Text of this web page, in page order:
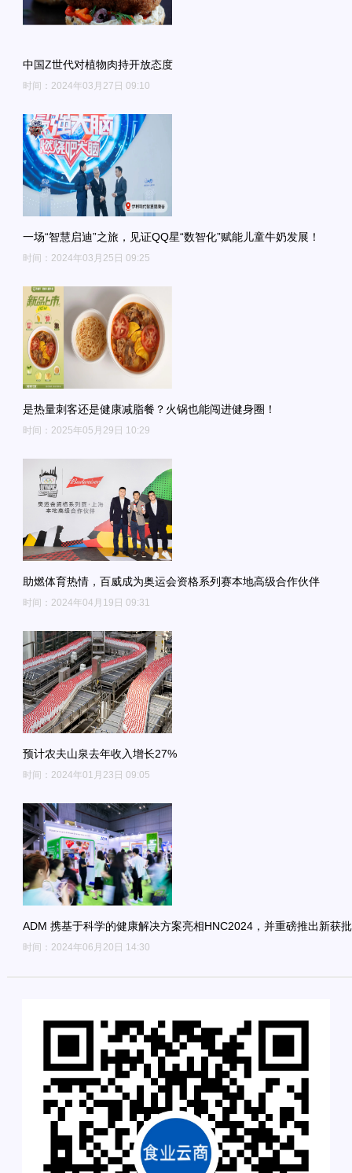
中国Z世代对植物肉持开放态度
时间：2024年03月27日 09:10
一场“智慧启迪”之旅，见证QQ星“数智化”赋能儿童牛奶发展！
时间：2024年03月25日 09:25
是热量刺客还是健康减脂餐？火锅也能闯进健身圈！
时间：2025年05月29日 10:29
助燃体育热情，百威成为奥运会资格系列赛本地高级合作伙伴
时间：2024年04月19日 09:31
预计农夫山泉去年收入增长27%
时间：2024年01月23日 09:05
ADM 携基于科学的健康解决方案亮相HNC2024，并重磅推出新获
时间：2024年06月20日 14:30